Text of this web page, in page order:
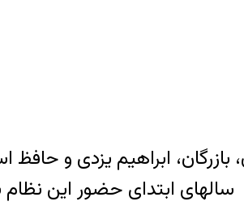
بازرگان، ابراهیم یزدی و
سالهای ابتدای حضور این نظام